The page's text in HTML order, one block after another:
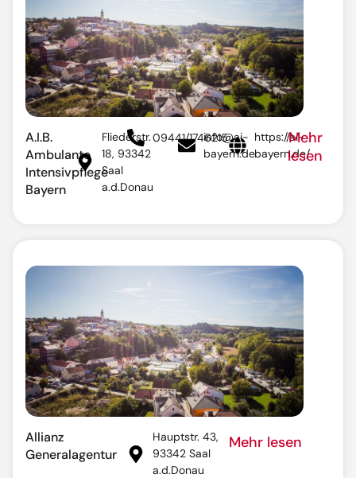
A.I.B.
Ambulante
Intensivpflege
Bayern
Fliederstr.
18, 93342
Saal
a.d.Donau
09441/1746215
info@ai-
bayern.de
https://ai-
bayern.de/
Mehr
lesen
Allianz
Generalagentur
Hauptstr. 43,
93342 Saal
a.d.Donau
Mehr lesen